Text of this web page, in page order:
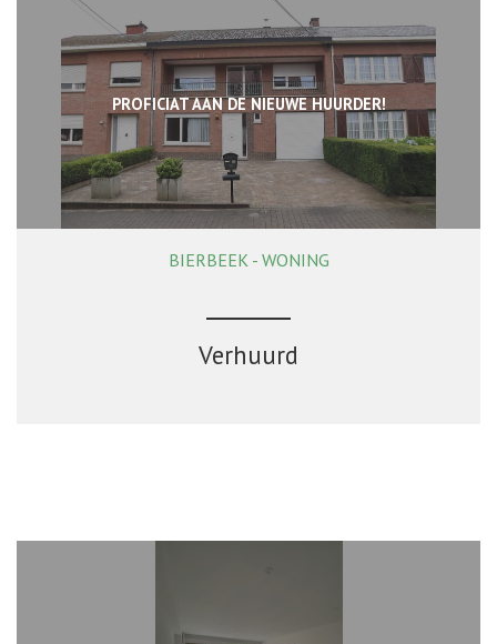
PROFICIAT AAN DE NIEUWE HUURDER!
139 m² 3 1
BIERBEEK - WONING
Verhuurd